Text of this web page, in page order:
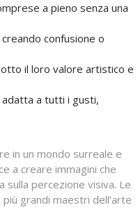
a pieno senza una
confusione o
il loro valore artistico e
a tutti i gusti,
in un mondo surreale e
a creare immagini che
sulla percezione visiva. Le
grandi maestri dell’arte